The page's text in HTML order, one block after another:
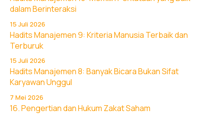
dalam Berinteraksi
15 Juli 2026
Hadits Manajemen 9: Kriteria Manusia Terbaik dan
Terburuk
15 Juli 2026
Hadits Manajemen 8: Banyak Bicara Bukan Sifat
Karyawan Unggul
7 Mei 2026
16. Pengertian dan Hukum Zakat Saham